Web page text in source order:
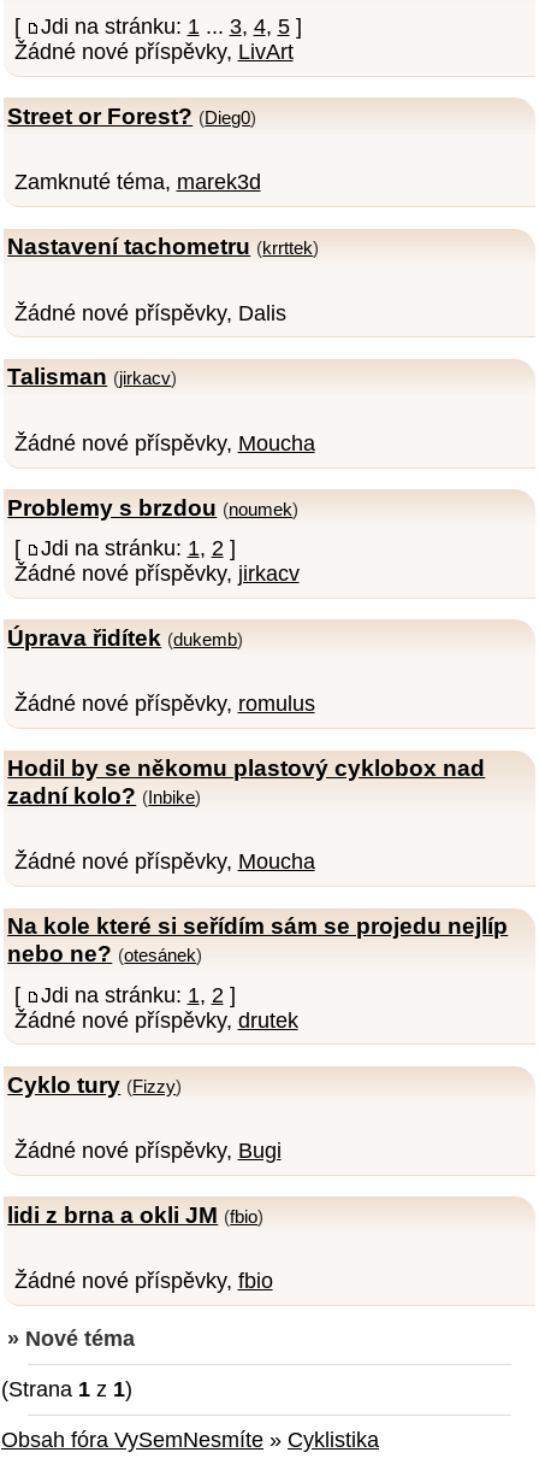
[ Jdi na stránku: 1... 3, 4, 5]
Žádné nové příspěvky, LivArt
Street or Forest? (Dieg0)
Zamknuté téma, marek3d
Nastavení tachometru (krrttek)
Žádné nové příspěvky, Dalis
Talisman (jirkacv)
Žádné nové příspěvky, Moucha
Problemy s brzdou (noumek)
[ Jdi na stránku: 1, 2 ]
Žádné nové příspěvky, jirkacv
Úprava řidítek (dukemb)
Žádné nové příspěvky, romulus
Hodil by se někomu plastový cyklobox nad
zadní kolo? ( Inbike)
Žádné nové příspěvky, Moucha
Na kole které si seřídím sám se projedu nejlíp
nebo ne? (otesánek)
[ Jdi na stránku: 1, 2 ]
Žádné nové příspěvky, drutek
Cyklo tury (Fizzy)
Žádné nové příspěvky, Bugi
lidi z brna a okli JM (fbio)
Žádné nové příspěvky, fbio
» Nové téma
(Strana 1 z 1)
Obsah fóra VySemNesmíte » Cyklistika